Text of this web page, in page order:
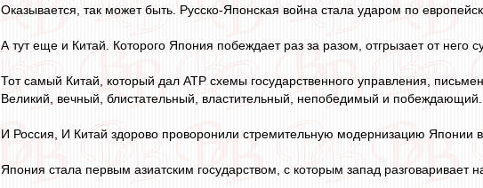
Оказывается, так может быть. Русско-Японская война стала ударом по
А тут еще и Китай. Которого Япония побеждает раз за разом, отгрызает от него
Тот самый Китай, который дал АТР схемы государственного управления,
Великий, вечный, блистательный, властительный, непобедимый и побеждающий.
И Россия, И Китай здорово проворонили стремительную модернизацию Японии в
Япония стала первым азиатским государством, с которым запад разговаривает